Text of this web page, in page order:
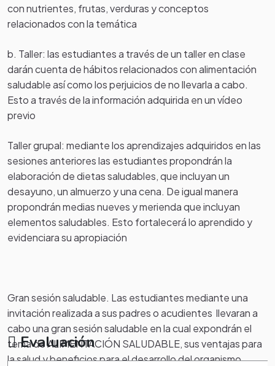
con nutrientes, frutas, verduras y conceptos
relacionados con la temática
b. Taller: las estudiantes a través de un taller en clase
darán cuenta de hábitos relacionados con alimentación
saludable así como los perjuicios de no llevarla a cabo.
Esto a través de la información adquirida en unvídeo
previo
Taller grupal: mediante los aprendizajes adquiridos en las
sesiones anteriores las estudiantes propondrán la
elaboración de dietas saludables, que incluyan un
desayuno, un almuerzo y una cena. De igual manera
propondrán medias nueves y merienda que incluyan
elementos saludables. Esto fortalecerá lo aprendido y
evidenciara su apropiación
Gran sesión saludable. Las estudiantes mediante una
invitación realizada a sus padres o acudientes llevaran a
cabo una gran sesión saludable en la cual expondrán el
tema de ALIMENTACIÓN SALUDABLE, sus ventajas para
la salud y beneficios para el desarrollo del organismo.
Evaluación